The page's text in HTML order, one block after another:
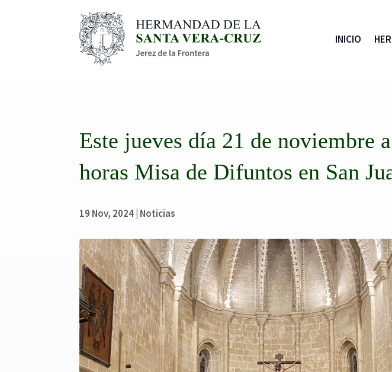
INICIO
Este jueves día 21 de noviembre
horas Misa de Difuntos en San
19 Nov, 2024 Noticias